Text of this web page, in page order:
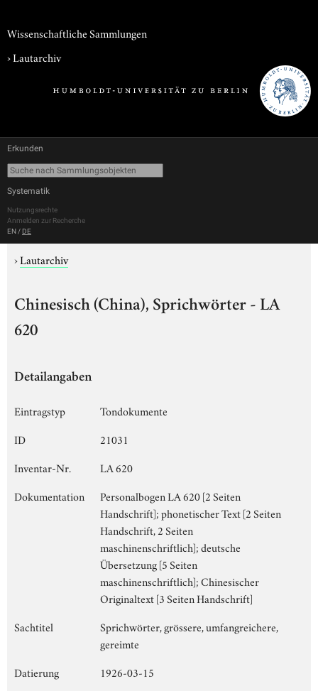
Wissenschaftliche Sammlungen
›Lautarchiv
Erkunden
Systematik
Nutzungsrechte
Anmelden zur Recherche
EN / DE
›Lautarchiv
Chinesisch (China), Sprichwörter - LA
620
Detailangaben
Eintragstyp
Tondokumente
ID
21031
Inventar-Nr.
LA 620
Dokumentation
Personalbogen LA 620 [2 Seiten
Handschrift]; phonetischer Text [2 Seiten
Handschrift, 2 Seiten
maschinenschriftlich]; deutsche
Übersetzung [5 Seiten
maschinenschriftlich]; Chinesischer
Originaltext [3 Seiten Handschrift]
Sachtitel
Sprichwörter, grössere, umfangreichere,
gereimte
Datierung
1926-03-15